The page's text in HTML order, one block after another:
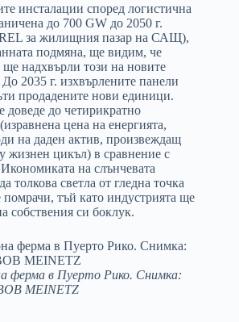
инсталации според логистична
до 700 GW до 2050 г.
за жилищния пазар на САЩ),
подмяна, ще видим, че
надхвърли този на новите
2035 г. изхвърлените панели
продадените нови единици.
доведе до четирикратно
цена на енергията,
на даден актив, произвеждащ
жизнен цикъл) в сравнение с
на слънчевата
толкова светла от гледна точка
помрачи, тъй като индустрията ще
собствения си боклук.
ферма в Пуерто Рико. Снимка:
MEINETZ